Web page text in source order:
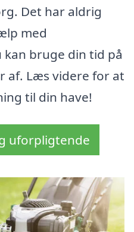
Det har aldrig
med
bruge din tid på
af. Læs videre for at
til din have!
uforpligtende